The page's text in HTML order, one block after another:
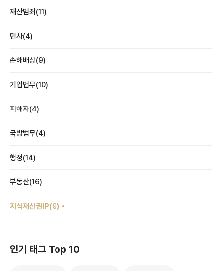
재산범죄(11)
민사(4)
손해배상(9)
기업법무(10)
피해자(4)
국방법무(4)
행정(14)
부동산(16)
지식재산권IP(9)
인기 태그 Top 10